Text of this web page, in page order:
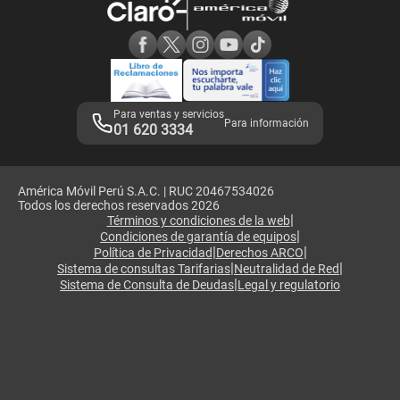
Adquirientes iPhone 6, 6S y SE
Mensaje de Seguridad
Términos y Condiciones de Tienda Claro
Libro de Reclamaciones
Legales de marketplace
Para ventas y servicios
01 620 3334 Para información
América Móvil Perú S.A.C. | RUC 20467534026
Todos los derechos reservados 2026
Términos y condiciones de la web|
Condiciones de garantía de equipos|
Política de Privacidad|Derechos ARCO|
Sistema de consultas Tarifarias|Neutralidad de Red|
Sistema de Consulta de Deudas|Legal y regulatorio